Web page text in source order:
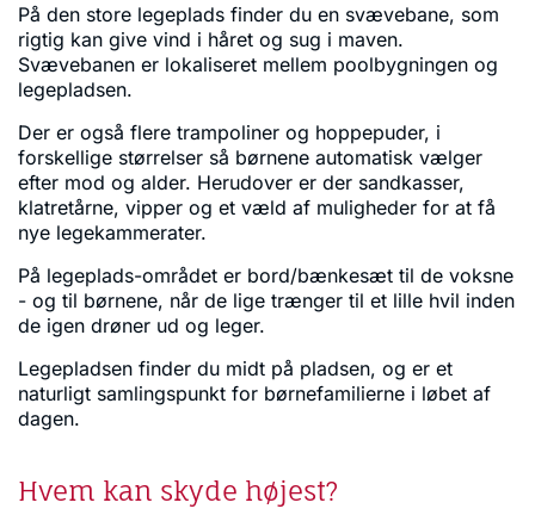
På den store legeplads finder du en svævebane, som
rigtig kan give vind i håret og sug i maven.
Svævebanen er lokaliseret mellem poolbygningen og
legepladsen.
Der er også flere trampoliner og hoppepuder, i
forskellige størrelser så børnene automatisk vælger
efter mod og alder. Herudover er der sandkasser,
klatretårne, vipper og et væld af muligheder for at få
nye legekammerater.
På legeplads-området er bord/bænkesæt til de voksne
- og til børnene, når de lige trænger til et lille hvil inden
de igen drøner ud og leger.
Legepladsen finder du midt på pladsen, og er et
naturligt samlingspunkt for børnefamilierne i løbet af
dagen.
Hvem kan skyde højest?